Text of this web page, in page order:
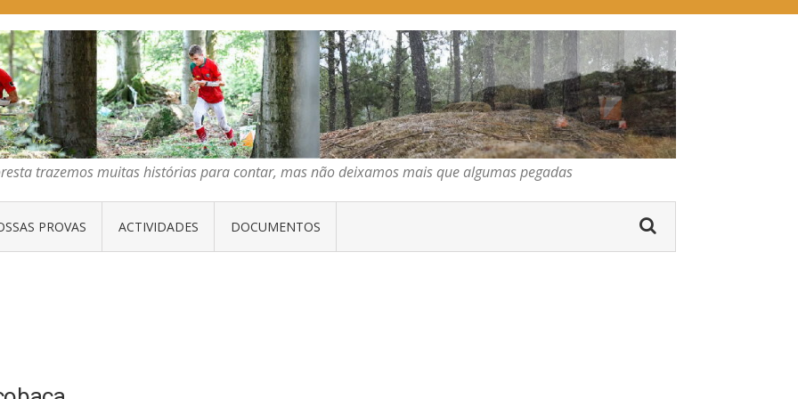
ORIENTAÇÃO DO CENTRO
muitas histórias para contar, mas não deixamos mais que algumas pegadas
trazemos muitas histórias para contar, mas não deixamos mais que algumas pegadas
PROVAS ACTIVIDADES DOCUMENTOS